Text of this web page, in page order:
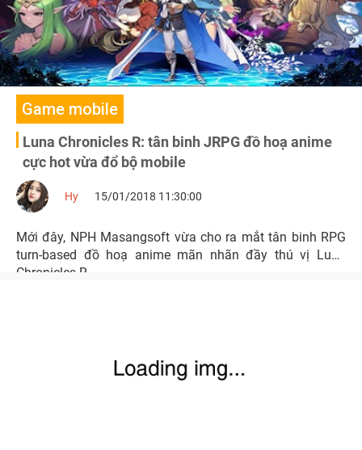
Game mobile
Luna Chronicles R: tân binh JRPG đồ hoạ anime
cực hot vừa đổ bộ mobile
Hy 15/01/2018 11:30:00
Mới đây, NPH Masangsoft vừa cho ra mắt tân binh RPG
turn-based đồ hoạ anime mãn nhãn đầy thú vị Luna
Chronicles R.